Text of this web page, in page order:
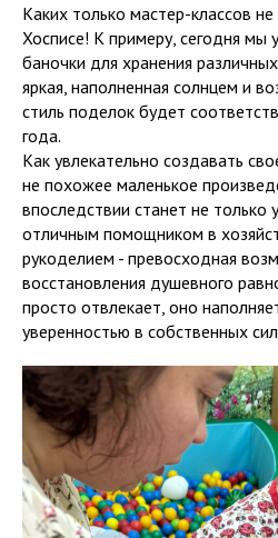
Каких только мастер-классов
Хосписе! К примеру, сегодня мы
баночки для хранения
яркая, наполненная солнцем и
стиль поделок будет
года.
Как увлекательно создавать
не похожее маленькое
впоследствии станет не только
отличным помощником в
рукоделием - превосходная
восстановления душевного
просто отвлекает, оно
уверенностью в собственных